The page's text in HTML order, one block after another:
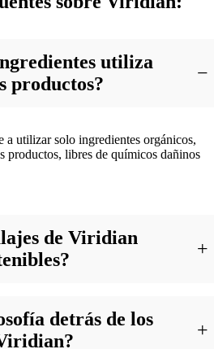
utiliza
productos?
a utilizar solo ingredientes orgánicos,
productos, libres de químicos dañinos
de Viridian
para minimizar su impacto en el medio
detrás de los